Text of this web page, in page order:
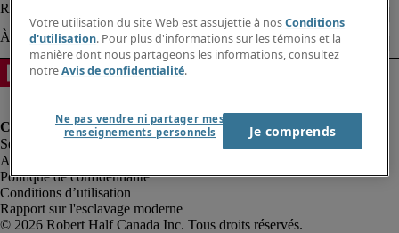
Alerte à la fraude
Politique de confidentialité
Conditions d’utilisation
Rapport sur l'esclavage moderne
Robert Half Canada Inc. Tous droits réservés.
Votre utilisation du site Web est assujettie à nosConditions
d'utilisation. Pour plus d'informations sur les témoins et la
manière dont nous partageons les informations, consultez
notreAvis de confidentialité.
Ne pas vendre ni partager mes
renseignements personnels
Je comprends